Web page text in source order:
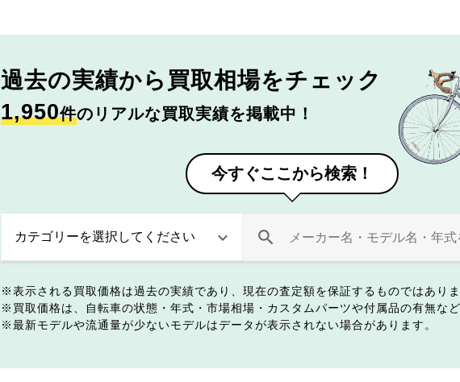
過去の実績から 買取相場をチェック
1,950件のリアルな買取実績を掲載中！
今すぐここから検索！
表示される買取価格は過去の実績であり、現在の査定額を保証するものではありま
買取価格は、自転車の状態・年式・市場相場・カスタムパーツや付属品の有無な
最新モデルや流通量が少ないモデルはデータが表示されない場合があります。